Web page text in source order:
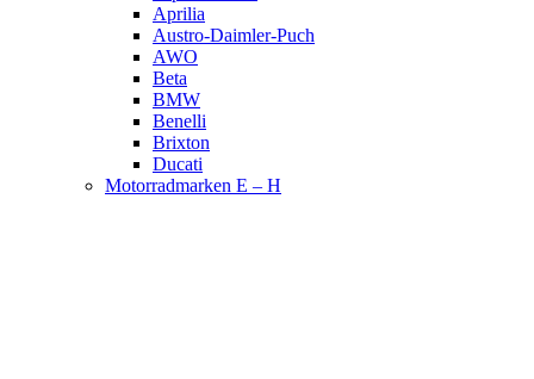
Aprilia
Austro-Daimler-Puch
AWO
Beta
BMW
Benelli
Brixton
Ducati
Motorradmarken E – H